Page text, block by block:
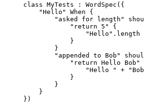
class MyTests : WordSpec({
"Hello"
When {
"asked for length"
"return 5"
{
"Hello" .length
}
}
"appended to Bob"
"return Hello Bob"
"Hello "
+
}
}
}
})